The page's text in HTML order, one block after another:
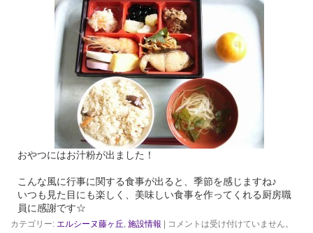
おやつにはお汁粉が出ました！
こんな風に行事に関する食事が出ると、季節を感じますね♪
いつも見た目にも楽しく、美味しい食事を作ってくれる厨房職
員に感謝です☆
カテゴリー:エルシーヌ藤ヶ丘,施設情報 コメントは受け付けていません。